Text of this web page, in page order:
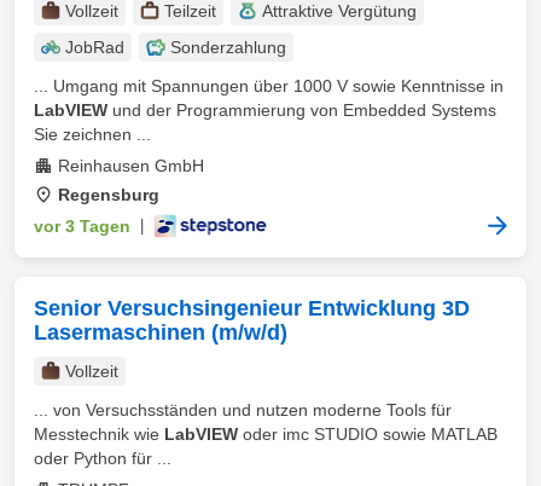
Vollzeit Teilzeit
Attraktive Vergütung
JobRad
Sonderzahlung
... Umgang mit Spannungen über 1000 V sowie Kenntnisse in
LabVIEW und der Programmierung von Embedded Systems
Sie zeichnen ...
Reinhausen GmbH
Regensburg
vor 3 Tagen
Senior Versuchsingenieur Entwicklung 3D
Lasermaschinen (m/w/d)
Vollzeit
... von Versuchsständen und nutzen moderne Tools für
Messtechnik wie LabVIEW oder imc STUDIO sowie MATLAB
oder Python für ...